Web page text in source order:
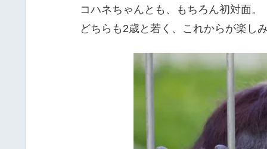
コハネちゃんとも、もちろん初対面。
どちらも2歳と若く、これからが楽し